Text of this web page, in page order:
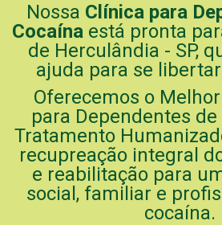
Nossa Clínica para
Cocaína está pronta
de Herculândia - SP,
ajuda para se
Oferecemos o
para Dependentes de
Tratamento
recupreação integral
e reabilitação para
social, familiar e
cocaína.